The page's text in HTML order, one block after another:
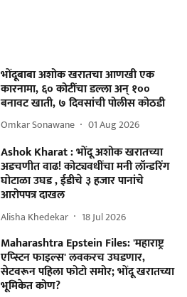
भोंदूबाबा अशोक खरातचा आणखी एक
कारनामा, ६० कोटींचा डल्ला अन् १००
बनावट खाती, ७ दिवसांची पोलीस कोठडी
Omkar Sonawane 01 Aug 2026
Ashok Kharat : भोंदू अशोक खरातच्या
अडचणीत वाढ! कोट्यवधींचा मनी लॉन्डरिंग
घोटाळा उघड , ईडीचे ३ हजार पानांचे
आरोपपत्र दाखल
Alisha Khedekar 18 Jul 2026
Maharashtra Epstein Files: 'महाराष्ट्र
एप्स्टिन फाइल्स' लवकरच उघडणार,
सेटवरून पहिला फोटो समोर; भोंदू खरातच्या
भूमिकेत कोण?